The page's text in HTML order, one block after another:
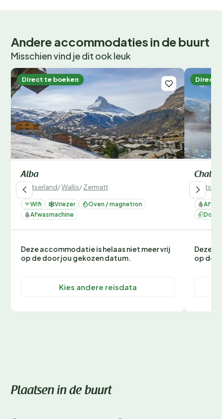
Andere accommodaties in de buurt
Misschien vind je dit ook leuk
Direct te boeken
Alba
Zwitserland/Wallis/Zermatt
Wifi Vriezer
Oven / magnetron
Afwasmachine
Deze accommodatie is helaas niet meer vrij
op de door jou gekozen datum.
Kies andere reisdata
Direct
Chalet
Deze
op de
Plaatsen in de buurt